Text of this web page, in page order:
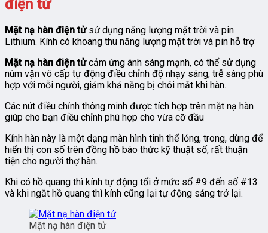
điện tử
Mặt nạ hàn điện tửsử dụng năng lượng mặt trời và pin
Lithium. Kính có khoang thu năng lượng mặt trời và pin hỗ trợ
Mặt nạ hàn điện tửcảm ứng ánh sáng mạnh, có thể sử dụng
núm vặn vô cấp tự động điều chỉnh độ nhạy sáng, trễ sáng phù
hợp với mỗi người, giảm khả năng bị chói mắt khi hàn.
Các nút điều chỉnh thông minh được tích hợp trên mặt nạ hàn
giúp cho bạn điều chỉnh phù hợp cho vừa cỡ đầu
Kính hàn này là một dạng màn hình tinh thể lỏng, trong, dùng để
hiển thị con số trên đồng hồ báo thức kỹ thuật số, rất thuận
tiện cho người thợ hàn.
Khi có hồ quang thì kính tự động tối ở mức số #9 đến số #13
và khi ngắt hồ quang thì kính cũng lại tự động sáng trở lại.
Mặt nạ hàn điện tử